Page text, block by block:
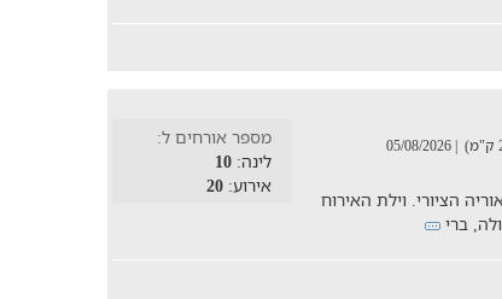
| 05/08/2026
הציורי. וילת האירוח
מספר אורחים ל:
לינה:10
אירוע:20